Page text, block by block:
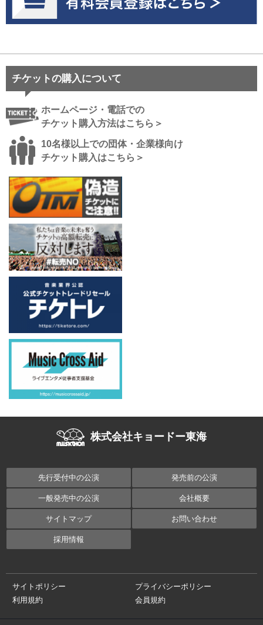
チケットの購入について
ホームページ・電話での
チケット購入方法はこちら＞
10名様以上での団体・企業様向け
チケット購入はこちら＞
株式会社キョードー東海
先行受付中の公演 発売前の公演
一般発売中の公演 会社概要
サイトマップ お問い合わせ
採用情報
サイトポリシー
プライバシーポリシー
利用規約
会員規約